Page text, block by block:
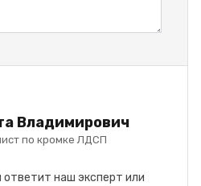
Владимирович
по кромке ЛДСП
наш эксперт или